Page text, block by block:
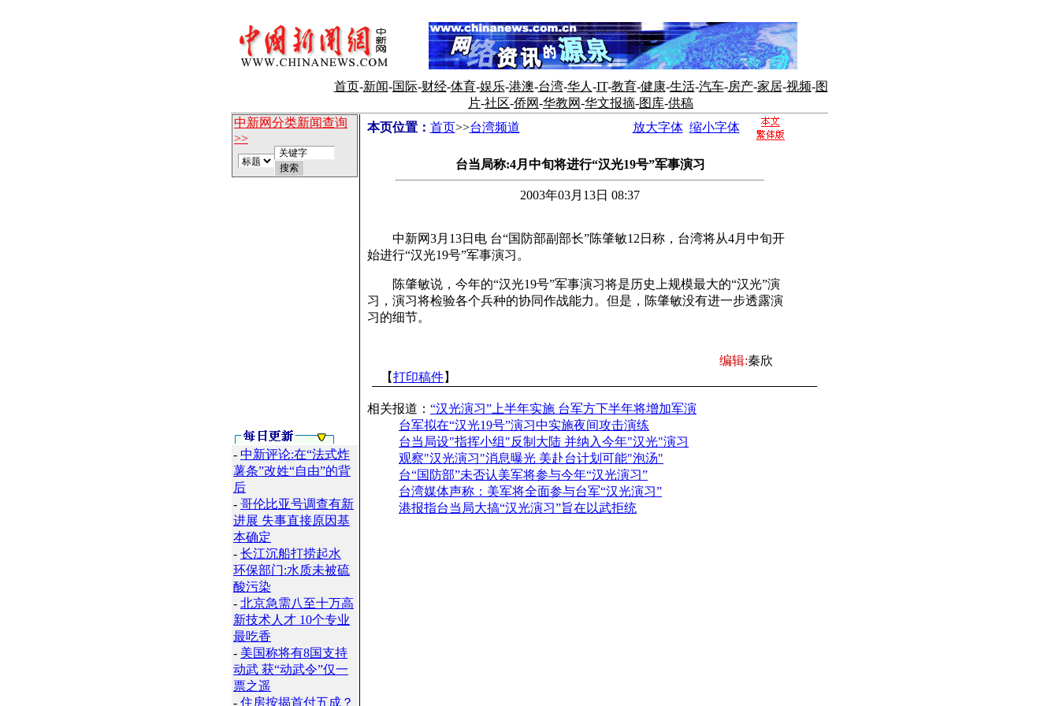
首页-新闻-国际-财经-体育-娱乐-港澳-台湾-华人 -IT-教育-健康-生活-汽车-房产-家居-视频-图
片-社区-侨网-华教网-华文报摘-图库-供稿
中新网分类新闻查询
>>
- 中新评论:在“法式炸
薯条”改姓“自由”的背
后
- 哥伦比亚号调查有新
进展 失事直接原因基
本确定
- 长江沉船打捞起水
环保部门:水质未被硫
酸污染
- 北京急需八至十万高
新技术人才 10个专业
最吃香
- 美国称将有8国支持
动武 获“动武令”仅一
票之遥
- 住房按揭首付五成？
本页位置： 首页>>台湾频道 放大字体 缩小字体
台当局称:4月中旬将进行“汉光19号”军事演习
2003年03月13日 08:37
中新网3月13日电 台“国防部副部长”陈肇敏12日称，台湾将从4月中旬开
始进行“汉光19号”军事演习。
陈肇敏说，今年的“汉光19号”军事演习将是历史上规模最大的“汉光”演
习，演习将检验各个兵种的协同作战能力。但是，陈肇敏没有进一步透露演
习的细节。
编辑:秦欣
【打印稿件】
相关报道： “汉光演习”上半年实施 台军方下半年将增加军演
台军拟在“汉光19号”演习中实施夜间攻击演练
台当局设"指挥小组"反制大陆 并纳入今年"汉光"演习
观察"汉光演习"消息曝光 美赴台计划可能"泡汤"
台“国防部”未否认美军将参与今年“汉光演习”
台湾媒体声称：美军将全面参与台军“汉光演习”
港报指台当局大搞“汉光演习”旨在以武拒统